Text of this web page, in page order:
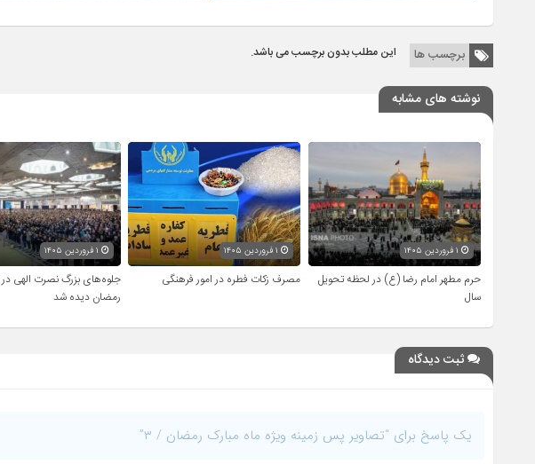
برچسب ها این مطلب بدون برچسب می باشد.
نوشته های مشابه
حرم مطهر امام رضا (ع) در لحظه تحویل
سال
۱ فروردین ۱۴۰۵
مصرف زکات فطره در امور فرهنگی
جلوه‌های بزرگ نصرت الهی در
رمضان دیده شد
ثبت دیدگاه
یک پاسخ برای “تصاویر پس زمینه ویژه ماه مبارک رمضان / ۳”